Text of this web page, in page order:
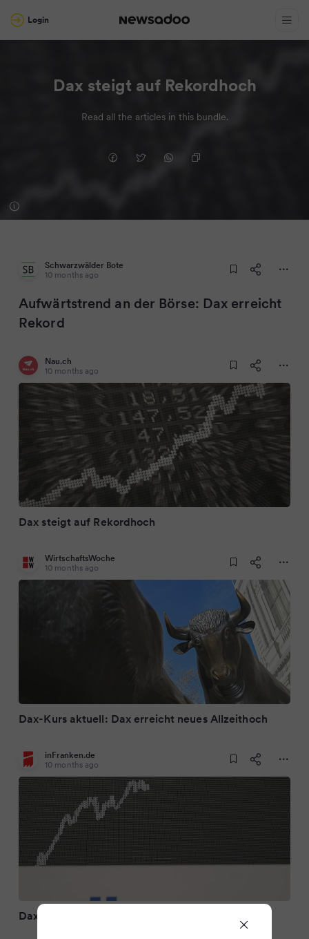
Login
Dax steigt auf Rekordhoch
Read all the articles in this bundle.
Schwarzwälder Bote
10 months ago
Aufwärtstrend an der Börse: Dax erreicht
Rekord
Nau.ch
10 months ago
Dax steigt auf Rekordhoch
WirtschaftsWoche
10 months ago
Dax-Kurs aktuell: Dax erreicht neues Allzeithoch
inFranken.de
10 months ago
Dax erreicht Rekord